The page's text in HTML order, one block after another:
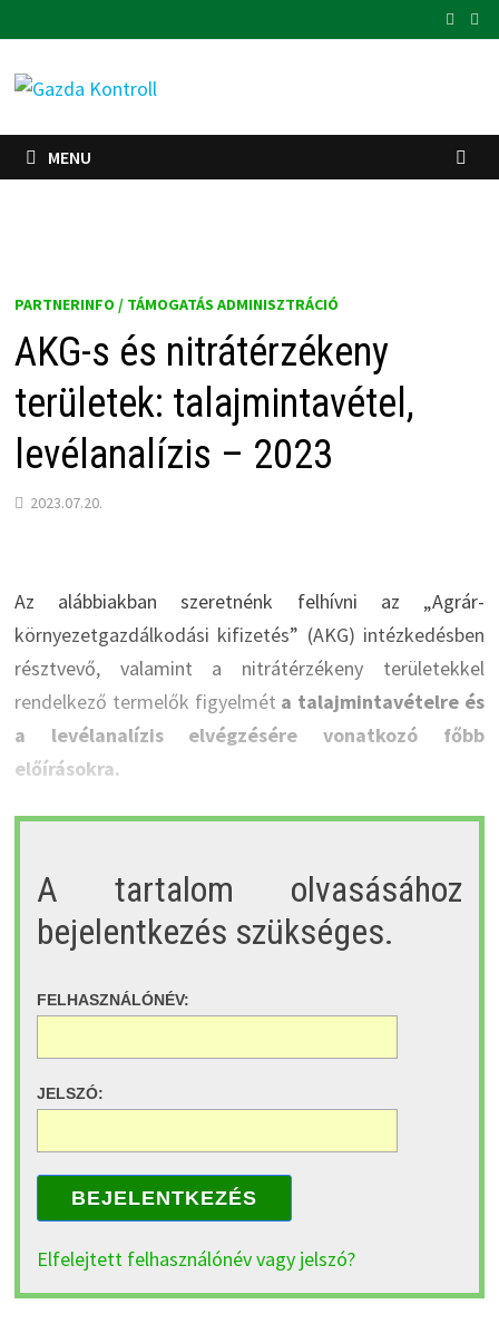
to
content
MENU
PARTNERINFO / TÁMOGATÁS ADMINISZTRÁCIÓ
AKG-s és nitrátérzékeny
területek: talajmintavétel,
levélanalízis – 2023
2023.07.20.
Az alábbiakban szeretnénk felhívni az „Agrár-
környezetgazdálkodási kifizetés” (AKG) intézkedésben
résztvevő, valamint a nitrátérzékeny területekkel
rendelkező termelők figyelmét a talajmintavételre és
a levélanalízis elvégzésére vonatkozó főbb
előírásokra.
A tartalom olvasásához
bejelentkezés szükséges.
FELHASZNÁLÓNÉV:
JELSZÓ:
BEJELENTKEZÉS
Elfelejtett felhasználónév vagy jelszó?